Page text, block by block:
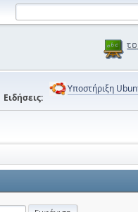
Ειδήσεις:
Υποστήριξη